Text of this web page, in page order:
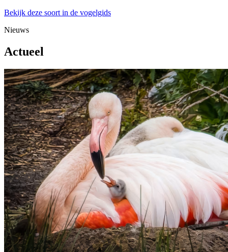
Bekijk deze soort in de vogelgids
Nieuws
Actueel